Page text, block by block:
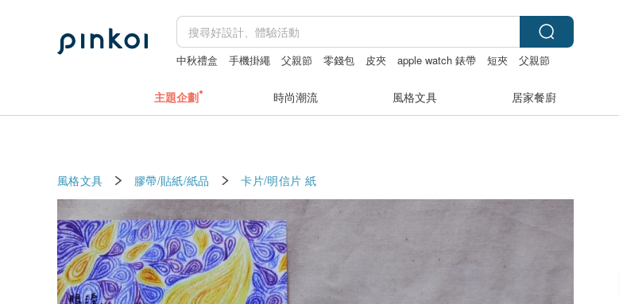
中秋禮盒 手機掛繩 父親節 零錢包 皮夾 apple watch 錶帶 短夾 父親節
主題企劃 時尚潮流 風格文具 居家餐廚
風格文具 膠帶/貼紙/紙品 卡片/明信片 紙